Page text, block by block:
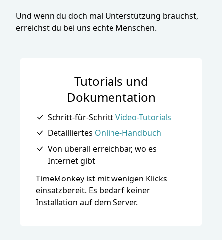
Und wenn du doch mal Unterstützung brauchst,
erreichst du bei uns echte Menschen.
Tutorials und
Dokumentation
Schritt-für-SchrittVideo-Tutorials
Detailliertes Online-Handbuch
Von überall erreichbar, wo es
Internet gibt
TimeMonkey ist mit wenigen Klicks
einsatzbereit. Es bedarf keiner
Installation auf dem Server.